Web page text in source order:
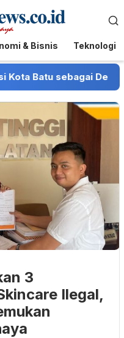
& Bisnis Teknologi
sebagai Destinasi
3
Ilegal,